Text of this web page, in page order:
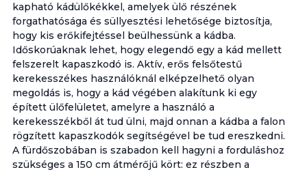
kapható kádülőkékkel, amelyek ülő részének
forgathatósága és süllyesztési lehetősége biztosítja,
hogy kis erőkifejtéssel beülhessünk a kádba.
Időskorúaknak lehet, hogy elegendő egy a kád mellett
felszerelt kapaszkodó is. Aktív, erős felsőtestű
kerekesszékes használóknál elképzelhető olyan
megoldás is, hogy a kád végében alakítunk ki egy
épített ülőfelületet, amelyre a használó a
kerekesszékből át tud ülni, majd onnan a kádba a falon
rögzített kapaszkodók segítségével be tud ereszkedni.
A fürdőszobában is szabadon kell hagyni a forduláshoz
szükséges a 150 cm átmérőjű kört: ez részben a